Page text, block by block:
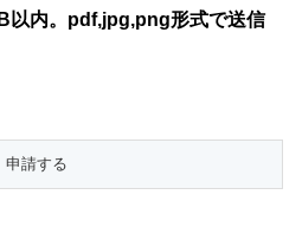
以内。pdf,jpg,png形式で送信